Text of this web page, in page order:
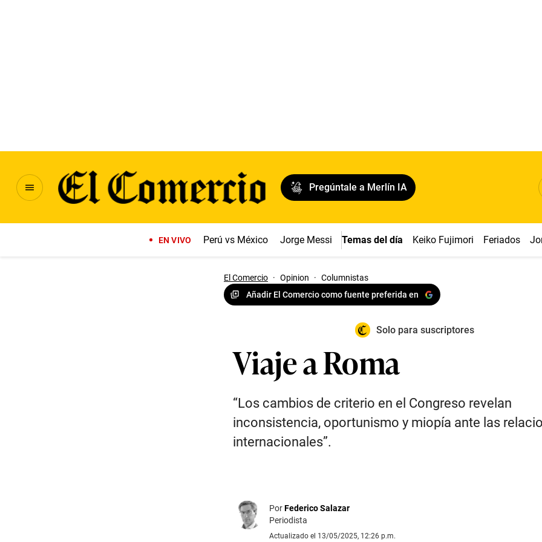
Pregúntale a Merlín IA
EN VIVO Perú vs México Jorge Messi Temas del día Keiko Fujimori Feriados
El Comercio · Opinion · Columnistas
Añadir El Comercio como fuente preferida en
Solo para suscriptores
Viaje a Roma
“Los cambios de criterio en el Congreso revelan
inconsistencia, oportunismo y miopía ante las
internacionales”.
PorFederico Salazar
Periodista
Actualizado el 13/05/2025, 12:26 p.m.